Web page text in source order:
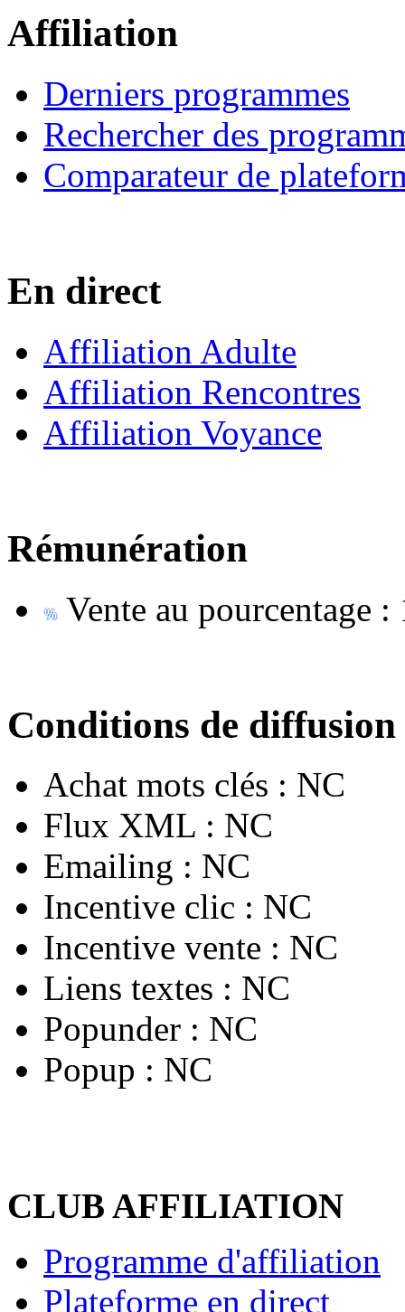
Affiliation
Derniers programmes
Rechercher des
Comparateur de
En direct
Affiliation Adulte
Affiliation Rencontres
Affiliation Voyance
Rémunération
Vente au pourcentage :
Conditions de diffusion
Achat mots clés : NC
Flux XML : NC
Emailing : NC
Incentive clic : NC
Incentive vente : NC
Liens textes : NC
Popunder : NC
Popup : NC
CLUB AFFILIATION
Programme d'affiliation
Plateforme en direct